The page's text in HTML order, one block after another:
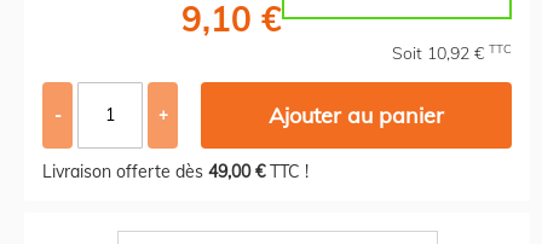
9,10 €
Soit 10,92 € TTC
- + Ajouter au panier
Livraison offerte dès 49,00 €TTC !